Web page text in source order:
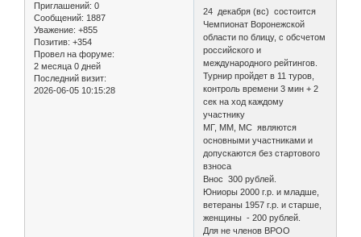
Приглашений: 0
Сообщений: 1887
Уважение: +855
Позитив: +354
Провел на форуме:
2 месяца 0 дней
Последний визит:
2026-06-05 10:15:28
24 декабря (вс) состоится
Чемпионат Воронежской
области по блицу, с обсчетом
российского и
международного рейтингов.
Турнир пройдет в 11 туров,
контроль времени 3 мин + 2
сек на ход каждому
участнику
МГ, ММ, МС являются
основными участниками и
допускаются без стартового
взноса
Внос 300 рублей.
Юниоры 2000 г.р. и младше,
ветераны 1957 г.р. и старше,
женщины - 200 рублей.
Для не членов ВРОО